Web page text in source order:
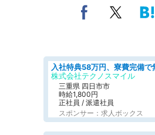
株式会社テクノスマイル
三重県 四日市市
時給1,800円
正社員 / 派遣社員
スポンサー：求人ボックス